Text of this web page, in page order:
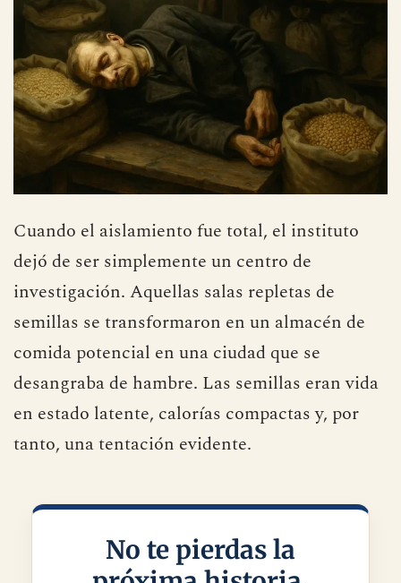
Cuando el aislamiento fue total, el instituto
dejó de ser simplemente un centro de
investigación. Aquellas salas repletas de
semillas se transformaron en un almacén de
comida potencial en una ciudad que se
desangraba de hambre. Las semillas eran vida
en estado latente, calorías compactas y, por
tanto, una tentación evidente.
No te pierdas la